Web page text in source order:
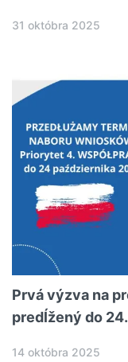
31 októbra 2025
Prvá výzva na
predĺžený do
14 októbra 2025